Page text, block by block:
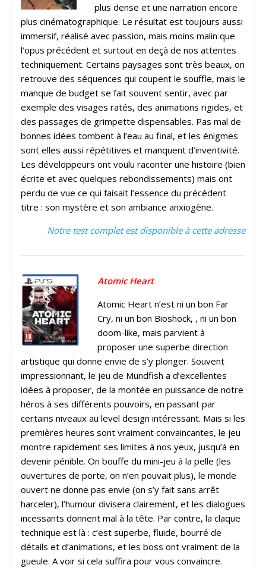
plus dense et une narration encore
plus cinématographique. Le résultat est toujours aussi
immersif, réalisé avec passion, mais moins malin que
l’opus précédent et surtout en deçà de nos attentes
techniquement. Certains paysages sont très beaux, on
retrouve des séquences qui coupent le souffle, mais le
manque de budget se fait souvent sentir, avec par
exemple des visages ratés, des animations rigides, et
des passages de grimpette dispensables. Pas mal de
bonnes idées tombent à l’eau au final, et les énigmes
sont elles aussi répétitives et manquent d’inventivité.
Les développeurs ont voulu raconter une histoire (bien
écrite et avec quelques rebondissements) mais ont
perdu de vue ce qui faisait l’essence du précédent
titre : son mystère et son ambiance anxiogène.
Notre test complet est disponible à cette adresse
Atomic Heart
Atomic Heart n’est ni un bon Far
Cry, ni un bon Bioshock, , ni un bon
doom-like, mais parvient à
proposer une superbe direction
artistique qui donne envie de s’y plonger. Souvent
impressionnant, le jeu de Mundfish a d’excellentes
idées à proposer, de la montée en puissance de notre
héros à ses différents pouvoirs, en passant par
certains niveaux au level design intéressant. Mais si les
premières heures sont vraiment convaincantes, le jeu
montre rapidement ses limites à nos yeux, jusqu’à en
devenir pénible. On bouffe du mini-jeu à la pelle (les
ouvertures de porte, on n’en pouvait plus), le monde
ouvert ne donne pas envie (on s’y fait sans arrêt
harceler), l’humour divisera clairement, et les dialogues
incessants donnent mal à la tête. Par contre, la claque
technique est là : c’est superbe, fluide, bourré de
détails et d’animations, et les boss ont vraiment de la
gueule. A voir si cela suffira pour vous convaincre.